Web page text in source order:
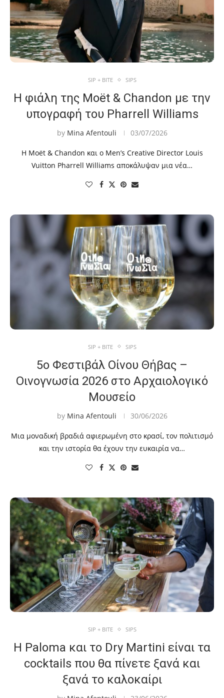
SIP + BITE SIPS
Η φιάλη της Moët & Chandon με την
υπογραφή του Pharrell Williams
by Mina Afentouli 03/07/2026
Η Moët & Chandon και ο Men’s Creative Director Louis
Vuitton Pharrell Williams αποκάλυψαν μια νέα…
SIP + BITE SIPS
5ο Φεστιβάλ Οίνου Θήβας –
Οινογνωσία 2026 στο Αρχαιολογικό
Μουσείο
by Mina Afentouli 30/06/2026
Μια μοναδική βραδιά αφιερωμένη στο κρασί, τον πολιτισμό
και την ιστορία θα έχουν την ευκαιρία να…
SIP + BITE SIPS
Η Paloma και το Dry Martini είναι τα
cocktails που θα πίνετε ξανά και
ξανά το καλοκαίρι